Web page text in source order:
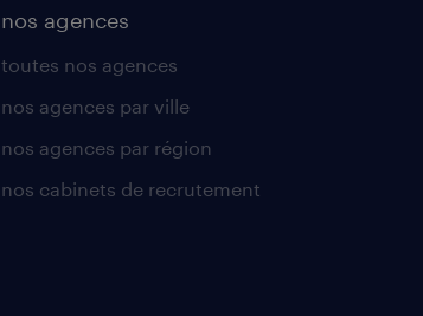
nos agences
toutes nos agences
nos agences par ville
nos agences par région
nos cabinets de recrutement